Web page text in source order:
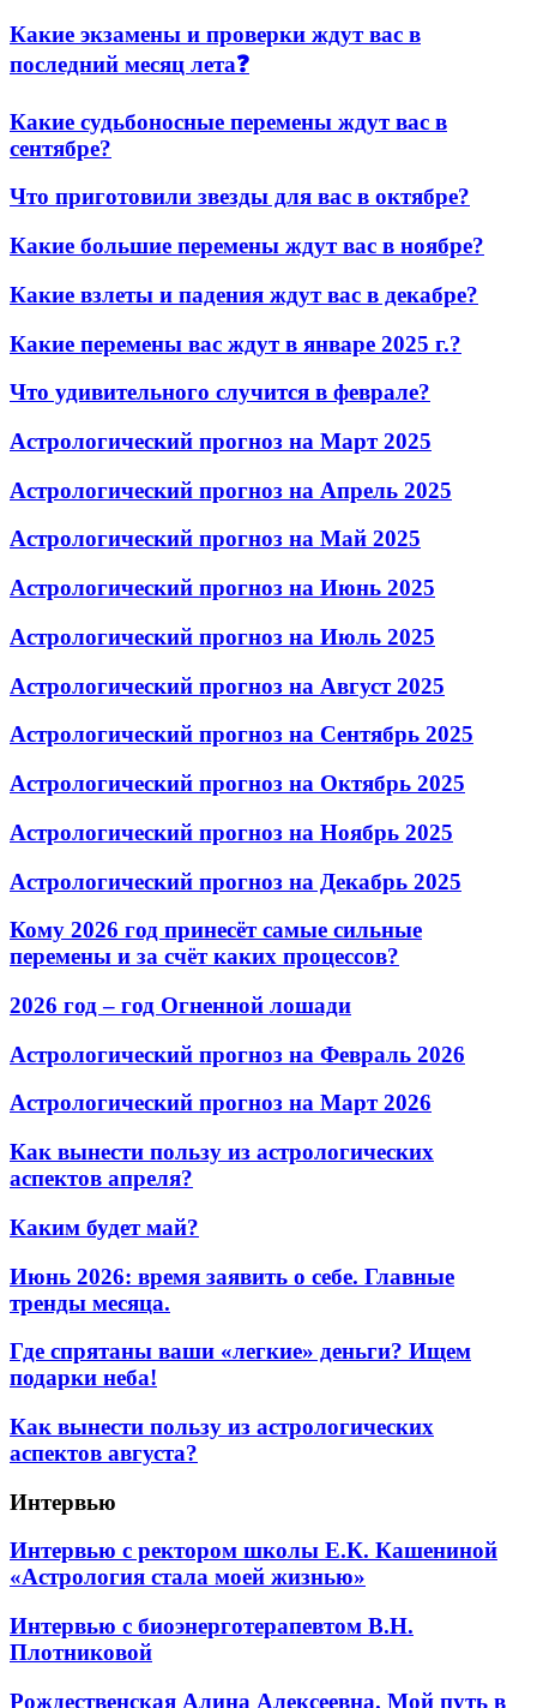
Какие экзамены и проверки ждут вас в
последний месяц лета❓
Какие судьбоносные перемены ждут вас в
сентябре?
Что приготовили звезды для вас в октябре?
Какие большие перемены ждут вас в ноябре?
Какие взлеты и падения ждут вас в декабре?
Какие перемены вас ждут в январе 2025 г.?
Что удивительного случится в феврале?
Астрологический прогноз на Март 2025
Астрологический прогноз на Апрель 2025
Астрологический прогноз на Май 2025
Астрологический прогноз на Июнь 2025
Астрологический прогноз на Июль 2025
Астрологический прогноз на Август 2025
Астрологический прогноз на Сентябрь 2025
Астрологический прогноз на Октябрь 2025
Астрологический прогноз на Ноябрь 2025
Астрологический прогноз на Декабрь 2025
Кому 2026 год принесёт самые сильные
перемены и за счёт каких процессов?
2026 год – год Огненной лошади
Астрологический прогноз на Февраль 2026
Астрологический прогноз на Март 2026
Как вынести пользу из астрологических
аспектов апреля?
Каким будет май?
Июнь 2026: время заявить о себе. Главные
тренды месяца.
Где спрятаны ваши «легкие» деньги? Ищем
подарки неба!
Как вынести пользу из астрологических
аспектов августа?
Интервью
Интервью с ректором школы Е.К. Кашениной
«Астрология стала моей жизнью»
Интервью с биоэнерготерапевтом В.Н.
Плотниковой
Рождественская Алина Алексеевна. Мой путь в